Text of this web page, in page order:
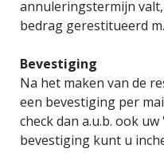
annuleringstermijn
bedrag gerestitueerd
Bevestiging
Na het maken van de
een bevestiging per
check dan a.u.b. ook
bevestiging kunt u